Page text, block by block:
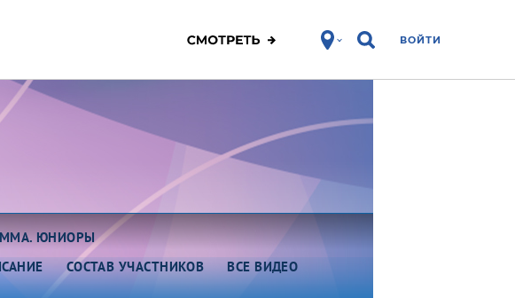
ВОЙТИ
ЮНИОРЫ
СОСТАВ УЧАСТНИКОВ
ВСЕ ВИДЕО